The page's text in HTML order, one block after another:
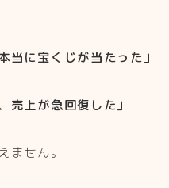
当に宝くじが当たった」
売上が急回復した」
ません。